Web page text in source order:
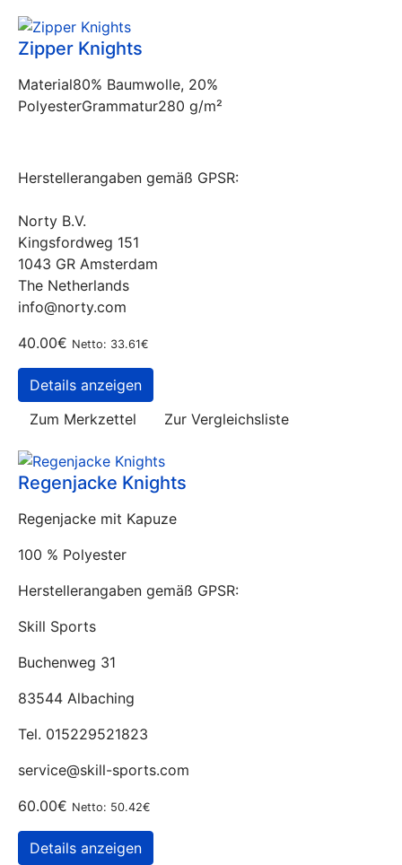
Zipper Knights
Material80% Baumwolle, 20%
PolyesterGrammatur280 g/m²
Herstellerangaben gemäß GPSR:
Norty B.V.
Kingsfordweg 151
1043 GR Amsterdam
The Netherlands
info@norty.com
40.00€ Netto: 33.61€
Details anzeigen
Zum Merkzettel
Zur Vergleichsliste
Regenjacke Knights
Regenjacke mit Kapuze
100 % Polyester
Herstellerangaben gemäß GPSR:
Skill Sports
Buchenweg 31
83544 Albaching
Tel. 015229521823
service@skill-sports.com
60.00€ Netto: 50.42€
Details anzeigen